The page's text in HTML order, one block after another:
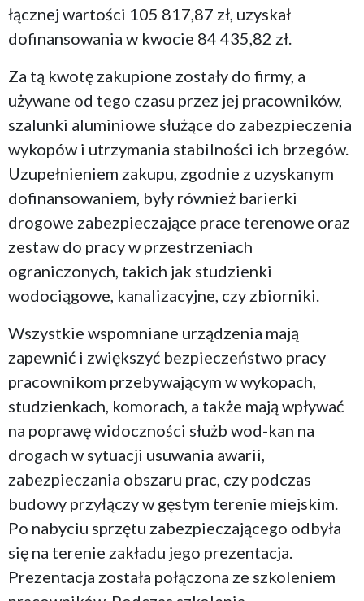
łącznej wartości 105 817,87 zł, uzyskał
dofinansowania w kwocie 84 435,82 zł.
Za tą kwotę zakupione zostały do firmy, a
używane od tego czasu przez jej pracowników,
szalunki aluminiowe służące do zabezpieczenia
wykopów i utrzymania stabilności ich brzegów.
Uzupełnieniem zakupu, zgodnie z uzyskanym
dofinansowaniem, były również barierki
drogowe zabezpieczające prace terenowe oraz
zestaw do pracy w przestrzeniach
ograniczonych, takich jak studzienki
wodociągowe, kanalizacyjne, czy zbiorniki.
Wszystkie wspomniane urządzenia mają
zapewnić i zwiększyć bezpieczeństwo pracy
pracownikom przebywającym w wykopach,
studzienkach, komorach, a także mają wpływać
na poprawę widoczności służb wod-kan na
drogach w sytuacji usuwania awarii,
zabezpieczania obszaru prac, czy podczas
budowy przyłączy w gęstym terenie miejskim.
Po nabyciu sprzętu zabezpieczającego odbyła
się na terenie zakładu jego prezentacja.
Prezentacja została połączona ze szkoleniem